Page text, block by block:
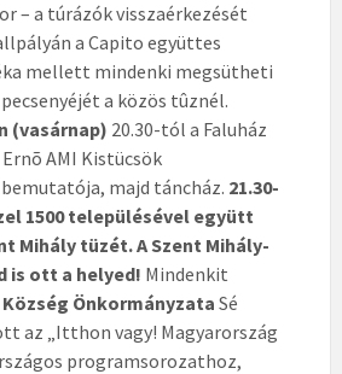
– a túrázók visszaérkezését
a Capito együttes
mellett mindenki megsütheti
a közös tûznél.
(vasárnap) 20.30-tól a Faluház
AMI Kistücsök
majd táncház. 21.30-
1500 településével együtt
Mihály tüzét. A Szent Mihály-
is ott a helyed! Mindenkit
Község Önkormányzata Sé
az „Itthon vagy! Magyarország
programsorozathoz,